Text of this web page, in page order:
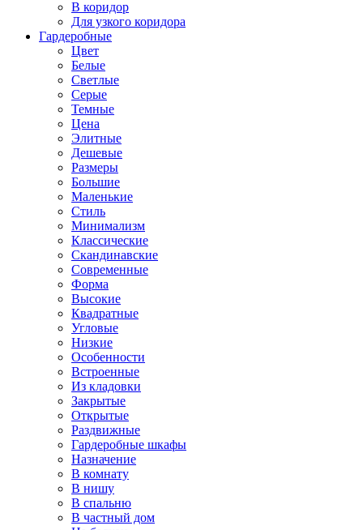
В коридор
Для узкого коридора
Гардеробные
Цвет
Белые
Светлые
Серые
Темные
Цена
Элитные
Дешевые
Размеры
Большие
Маленькие
Стиль
Минимализм
Классические
Скандинавские
Современные
Форма
Высокие
Квадратные
Угловые
Низкие
Особенности
Встроенные
Из кладовки
Закрытые
Открытые
Раздвижные
Гардеробные шкафы
Назначение
В комнату
В нишу
В спальню
В частный дом